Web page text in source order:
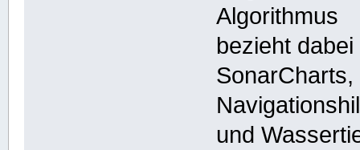
Algorithmus
bezieht
und